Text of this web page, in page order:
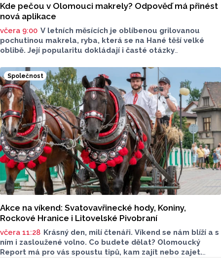
Kde pečou v Olomouci makrely? Odpověď má přinést
nová aplikace
včera 9:00 V letních měsících je oblíbenou grilovanou
pochutinou makrela, ryba, která se na Hané těší velké
oblibě. Její popularitu dokládají i časté otázky
nebo o víkendu grilovat. Zpřehlednit tyto informace
má nová letní mikroaplikace "Kde pečou makrely?“
Společnost
Akce na víkend: Svatovavřinecké hody, Koniny,
Rockové Hranice i Litovelské Pivobraní
včera 11:28 Krásný den, milí čtenáři. Víkend se nám blíží a s
ním i zasloužené volno. Co budete dělat? Olomoucký
Report má pro vás spoustu tipů, kam zajít nebo zajet.